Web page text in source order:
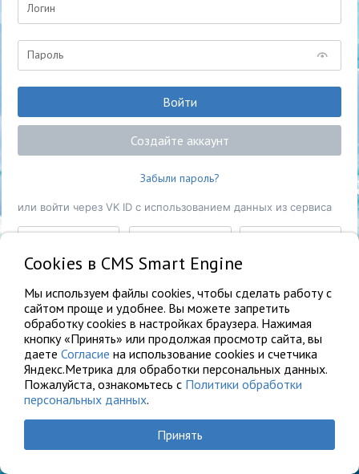
Логин
Пароль
Войти
Создайте аккаунт
Забыли пароль?
или войти через VK ID с использованием данных из сервиса
Возникли проблемы с регистрацией? Напишите нам!
© 2011-2026. Облачная CMS Smart Engine™ – свидетельство о
регистрации программы № 2018612449 от 21 декабря 2017 г.
Cookies в CMS Smart Engine
Мы используем файлы cookies, чтобы сделать работу с
сайтом проще и удобнее. Вы можете запретить
обработку сookies в настройках браузера. Нажимая
кнопку «Принять» или продолжая просмотр сайта, вы
даете Согласие на использование cookies и счетчика
Яндекс.Метрика для обработки персональных данных.
Пожалуйста, ознакомьтесь с Политики обработки
персональных данных.
Принять